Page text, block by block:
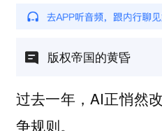
版权帝国的黄昏
过去一年，AI正悄然
争规则。